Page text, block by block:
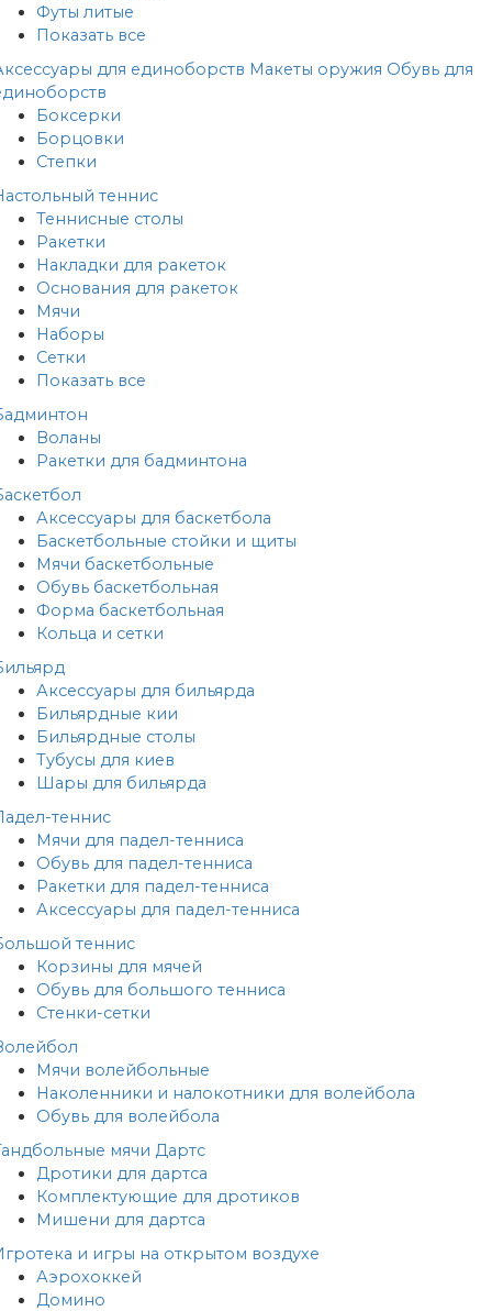
Футы литые
Показать все
для единоборств Макеты оружия Обувь для
Боксерки
Борцовки
Степки
теннис
Теннисные столы
Ракетки
Накладки для ракеток
Основания для ракеток
Мячи
Наборы
Сетки
Показать все
Воланы
Ракетки для бадминтона
Аксессуары для баскетбола
Баскетбольные стойки и щиты
Мячи баскетбольные
Обувь баскетбольная
Форма баскетбольная
Кольца и сетки
Аксессуары для бильярда
Бильярдные кии
Бильярдные столы
Тубусы для киев
Шары для бильярда
теннис
Мячи для падел-тенниса
Обувь для падел-тенниса
Ракетки для падел-тенниса
Аксессуары для падел-тенниса
теннис
Корзины для мячей
Обувь для большого тенниса
Стенки-сетки
Мячи волейбольные
Наколенники и налокотники для волейбола
Обувь для волейбола
мячи Дартс
Дротики для дартса
Комплектующие для дротиков
Мишени для дартса
и игры на открытом воздухе
Аэрохоккей
Домино